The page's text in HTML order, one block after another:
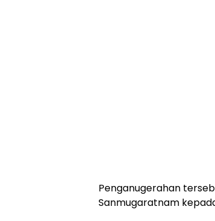
Penganugerahan
Sanmugaratnam